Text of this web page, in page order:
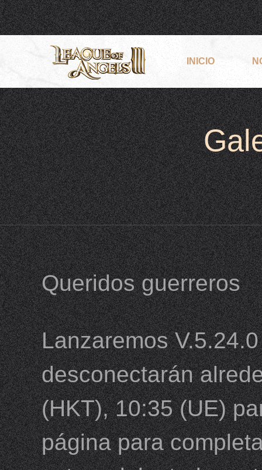
INICIO
Queridos guerreros
Lanzaremos
desconectarán
(HKT), 10:35 (UE)
página para